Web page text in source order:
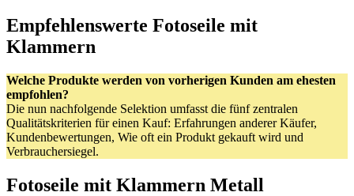
Empfehlenswerte Fotoseile mit
Klammern
Welche Produkte werden von vorherigen Kunden am ehesten
empfohlen?
Die nun nachfolgende Selektion umfasst die fünf zentralen
Qualitätskriterien für einen Kauf: Erfahrungen anderer Käufer,
Kundenbewertungen, Wie oft ein Produkt gekauft wird und
Verbrauchersiegel.
Fotoseile mit Klammern Metall